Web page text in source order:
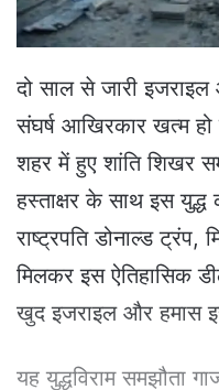
दो साल से जारी
संघर्ष आखिरकार खत्म
शहर में हुए शांति शिखर
हस्ताक्षर के साथ इस
राष्ट्रपति डोनाल्ड
मिलकर इस ऐतिहासिक
खुद इजराइल और हमास
यह युद्धविराम समझौता